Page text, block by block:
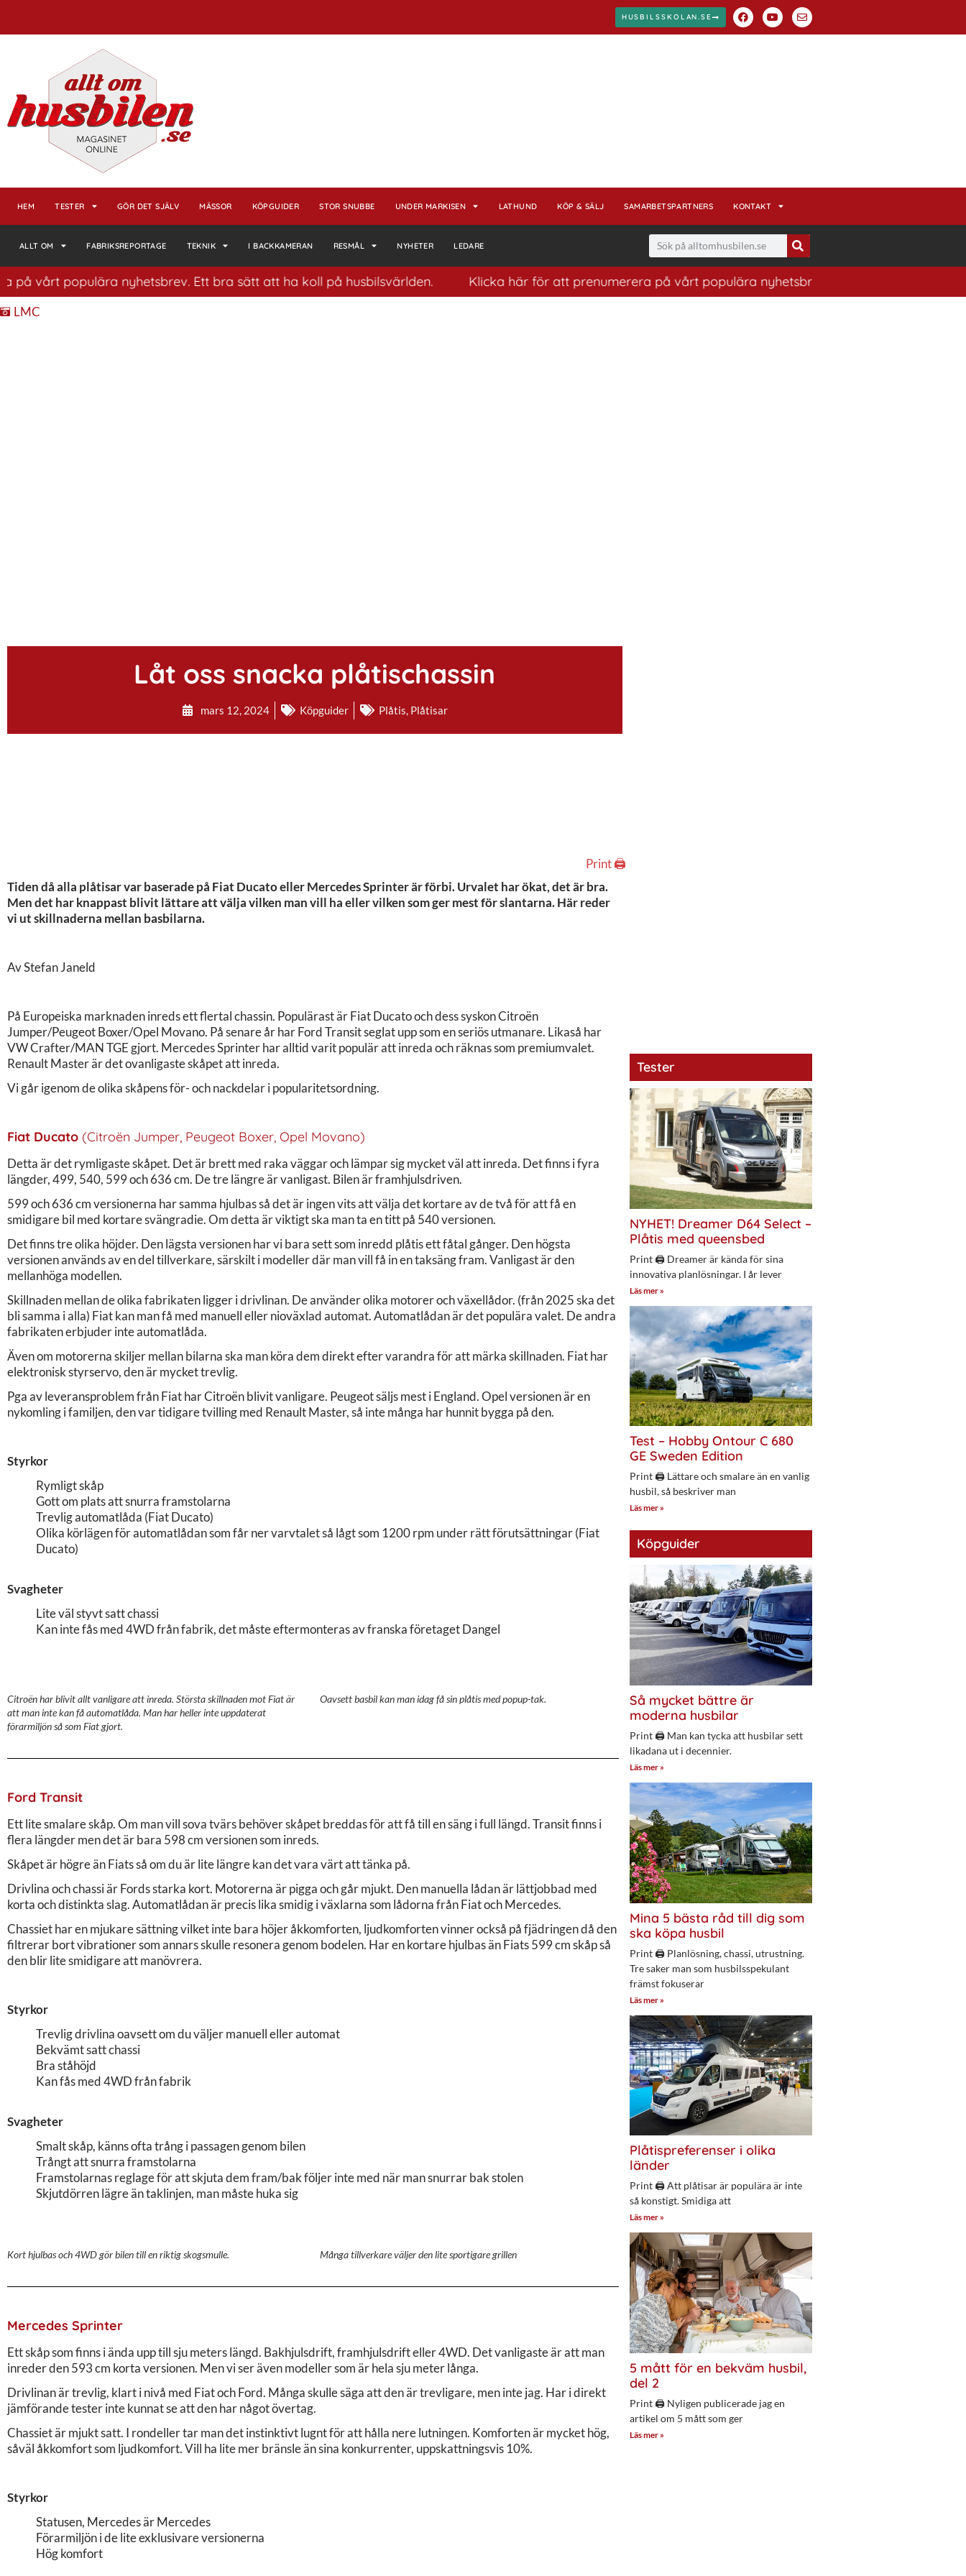
HUSBILSSKOLAN.SE
HEM TESTER GÖR DET SJÄLV MÄSSOR KÖPGUIDER STOR SNUBBE UNDER MARKISEN LATHUND KÖP & SÄLJ SAMARBETSPARTNERS KONTAKT
ALLT OM FABRIKSREPORTAGE TEKNIK I BACKKAMERAN RESMÅL NYHETER LEDARE
populära nyhetsbrev. Ett bra sätt att ha koll på husbilsvärlden. Klicka här för att prenumerera på vårt populära nyhetsbrev. Ett bra sätt att ha koll på
LMC
Låt oss snacka plåtischassin
mars 12, 2024 Köpguider Plåtis, Plåtisar
Print 🖨
Tiden då alla plåtisar var baserade på Fiat Ducato eller Mercedes Sprinter är förbi. Urvalet har ökat, det är bra.
Men det har knappast blivit lättare att välja vilken man vill ha eller vilken som ger mest för slantarna. Här reder
vi ut skillnaderna mellan basbilarna.
Av Stefan Janeld
På Europeiska marknaden inreds ett flertal chassin. Populärast är Fiat Ducato och dess syskon Citroën
Jumper/Peugeot Boxer/Opel Movano. På senare år har Ford Transit seglat upp som en seriös utmanare. Likaså har
VW Crafter/MAN TGE gjort. Mercedes Sprinter har alltid varit populär att inreda och räknas som premiumvalet.
Renault Master är det ovanligaste skåpet att inreda.
Vi går igenom de olika skåpens för- och nackdelar i popularitetsordning.
Fiat Ducato (Citroën Jumper, Peugeot Boxer, Opel Movano)
Detta är det rymligaste skåpet. Det är brett med raka väggar och lämpar sig mycket väl att inreda. Det finns i fyra
längder, 499, 540, 599 och 636 cm. De tre längre är vanligast. Bilen är framhjulsdriven.
599 och 636 cm versionerna har samma hjulbas så det är ingen vits att välja det kortare av de två för att få en
smidigare bil med kortare svängradie. Om detta är viktigt ska man ta en titt på 540 versionen.
Det finns tre olika höjder. Den lägsta versionen har vi bara sett som inredd plåtis ett fåtal gånger. Den högsta
versionen används av en del tillverkare, särskilt i modeller där man vill få in en taksäng fram. Vanligast är den
mellanhöga modellen.
Skillnaden mellan de olika fabrikaten ligger i drivlinan. De använder olika motorer och växellådor. (från 2025 ska det
bli samma i alla) Fiat kan man få med manuell eller nioväxlad automat. Automatlådan är det populära valet. De andra
fabrikaten erbjuder inte automatlåda.
Även om motorerna skiljer mellan bilarna ska man köra dem direkt efter varandra för att märka skillnaden. Fiat har
elektronisk styrservo, den är mycket trevlig.
Pga av leveransproblem från Fiat har Citroën blivit vanligare. Peugeot säljs mest i England. Opel versionen är en
nykomling i familjen, den var tidigare tvilling med Renault Master, så inte många har hunnit bygga på den.
Styrkor
Rymligt skåp
Gott om plats att snurra framstolarna
Trevlig automatlåda (Fiat Ducato)
Olika körlägen för automatlådan som får ner varvtalet så lågt som 1200 rpm under rätt förutsättningar (Fiat
Ducato)
Svagheter
Lite väl styvt satt chassi
Kan inte fås med 4WD från fabrik, det måste eftermonteras av franska företaget Dangel
Citroën har blivit allt vanligare att inreda. Största skillnaden mot Fiat är
att man inte kan få automatlåda. Man har heller inte uppdaterat
förarmiljön så som Fiat gjort.
Oavsett basbil kan man idag få sin plåtis med popup-tak.
Ford Transit
Ett lite smalare skåp. Om man vill sova tvärs behöver skåpet breddas för att få till en säng i full längd. Transit finns i
flera längder men det är bara 598 cm versionen som inreds.
Skåpet är högre än Fiats så om du är lite längre kan det vara värt att tänka på.
Drivlina och chassi är Fords starka kort. Motorerna är pigga och går mjukt. Den manuella lådan är lättjobbad med
korta och distinkta slag. Automatlådan är precis lika smidig i växlarna som lådorna från Fiat och Mercedes.
Chassiet har en mjukare sättning vilket inte bara höjer åkkomforten, ljudkomforten vinner också på fjädringen då den
filtrerar bort vibrationer som annars skulle resonera genom bodelen. Har en kortare hjulbas än Fiats 599 cm skåp så
den blir lite smidigare att manövrera.
Styrkor
Trevlig drivlina oavsett om du väljer manuell eller automat
Bekvämt satt chassi
Bra ståhöjd
Kan fås med 4WD från fabrik
Svagheter
Smalt skåp, känns ofta trång i passagen genom bilen
Trångt att snurra framstolarna
Framstolarnas reglage för att skjuta dem fram/bak följer inte med när man snurrar bak stolen
Skjutdörren lägre än taklinjen, man måste huka sig
Kort hjulbas och 4WD gör bilen till en riktig skogsmulle. Många tillverkare väljer den lite sportigare grillen
Mercedes Sprinter
Ett skåp som finns i ända upp till sju meters längd. Bakhjulsdrift, framhjulsdrift eller 4WD. Det vanligaste är att man
inreder den 593 cm korta versionen. Men vi ser även modeller som är hela sju meter långa.
Drivlinan är trevlig, klart i nivå med Fiat och Ford. Många skulle säga att den är trevligare, men inte jag. Har i direkt
jämförande tester inte kunnat se att den har något övertag.
Chassiet är mjukt satt. I rondeller tar man det instinktivt lugnt för att hålla nere lutningen. Komforten är mycket hög,
såväl åkkomfort som ljudkomfort. Vill ha lite mer bränsle än sina konkurrenter, uppskattningsvis 10%.
Styrkor
Statusen, Mercedes är Mercedes
Förarmiljön i de lite exklusivare versionerna
Hög komfort
Tester
NYHET! Dreamer D64 Select –
Plåtis med queensbed
Print 🖨 Dreamer är kända för sina
innovativa planlösningar. I år lever
Läs mer »
Test – Hobby Ontour C 680
GE Sweden Edition
Print 🖨 Lättare och smalare än en vanlig
husbil, så beskriver man
Läs mer »
Köpguider
Så mycket bättre är
moderna husbilar
Print 🖨 Man kan tycka att husbilar sett
likadana ut i decennier.
Läs mer »
Mina 5 bästa råd till dig som
ska köpa husbil
Print 🖨 Planlösning, chassi, utrustning.
Tre saker man som husbilsspekulant
främst fokuserar
Läs mer »
Plåtispreferenser i olika
länder
Print 🖨 Att plåtisar är populära är inte
så konstigt. Smidiga att
Läs mer »
5 mått för en bekväm husbil,
del 2
Print 🖨 Nyligen publicerade jag en
artikel om 5 mått som ger
Läs mer »